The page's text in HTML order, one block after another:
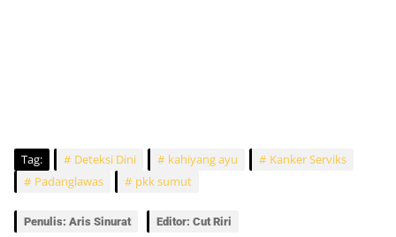
Tag: Deteksi Dini kahiyang ayu
Kanker Serviks
Padanglawas
pkk sumut
Penulis: Aris Sinurat Editor: Cut Riri